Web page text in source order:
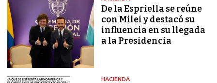
De la Espriella se reúne
con Milei y destacó su
influencia en su llegada
a la Presidencia
HACIENDA